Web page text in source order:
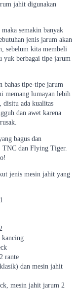
jahit digunakan
semakin banyak
jenis jarum akan
sebelum kita membeli
yuk berbagai tipe jarum
bahas tipe-tipe jarum
memang lumayan lebih
disitu ada kualitas
dan awet karena
bagus dan
TNC dan Flying Tiger.
jenis mesin jahit yang
kancing
rante
dan mesin jahit
mesin jahit jarum 2